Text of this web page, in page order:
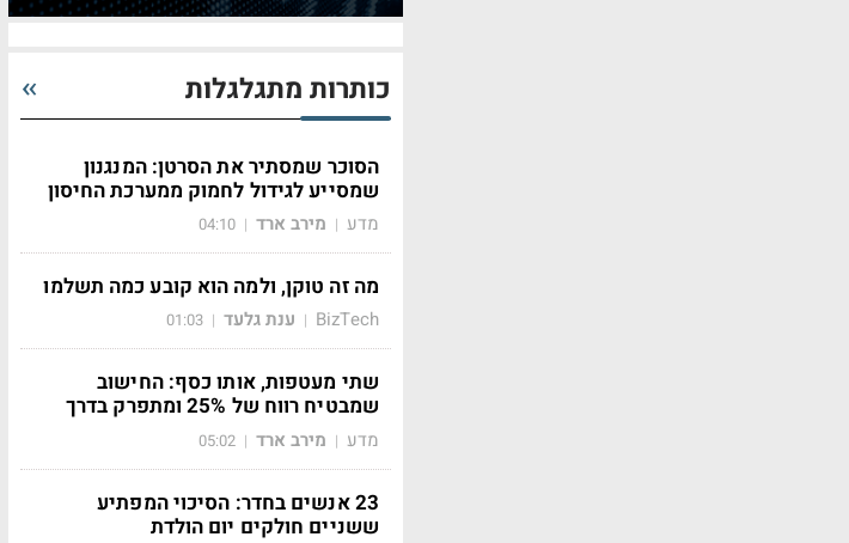
כותרות מתגלגלות
הסוכר שמסתיר את הסרטן: המנגנון
שמסייע לגידול לחמוק ממערכת החיסון
מדע | מירב ארד |
04:10
מה זה טוקן, ולמה הוא קובע כמה תשלמו
BizTech
| ענת גלעד |
01:03
שתי מעטפות, אותו כסף: החישוב
שמבטיח רווח של 25% ומתפרק בדרך
מדע | מירב ארד |
05:02
23 אנשים בחדר: הסיכוי המפתיע
ששניים חולקים יום הולדת